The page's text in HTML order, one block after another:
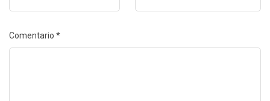
Comentario *